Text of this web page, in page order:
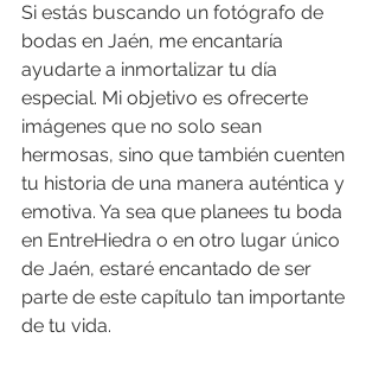
Si estás buscando un fotógrafo de
bodas en Jaén, me encantaría
ayudarte a inmortalizar tu día
especial. Mi objetivo es ofrecerte
imágenes que no solo sean
hermosas, sino que también cuenten
tu historia de una manera auténtica y
emotiva. Ya sea que planees tu boda
en EntreHiedra o en otro lugar único
de Jaén, estaré encantado de ser
parte de este capítulo tan importante
de tu vida.